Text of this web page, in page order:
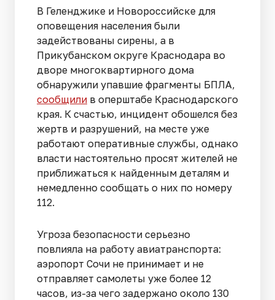
В Геленджике и Новороссийске для
оповещения населения были
задействованы сирены, а в
Прикубанском округе Краснодара во
дворе многоквартирного дома
обнаружили упавшие фрагменты БПЛА,
сообщили в оперштабе Краснодарского
края. К счастью, инцидент обошелся без
жертв и разрушений, на месте уже
работают оперативные службы, однако
власти настоятельно просят жителей не
приближаться к найденным деталям и
немедленно сообщать о них по номеру
112.
Угроза безопасности серьезно
повлияла на работу авиатранспорта:
аэропорт Сочи не принимает и не
отправляет самолеты уже более 12
часов, из-за чего задержано около 130